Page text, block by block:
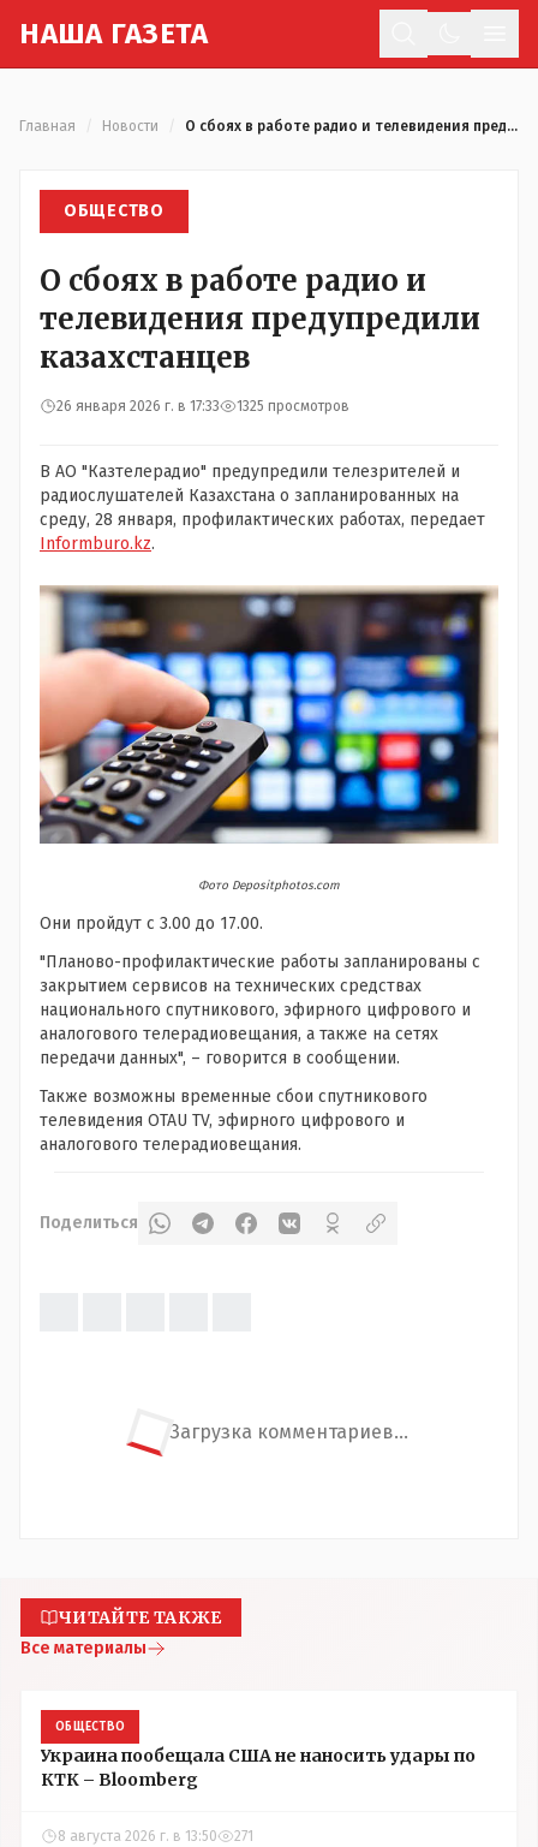
НАША ГАЗЕТА
Главная Новости О сбоях в работе радио и телевидения предупредили казахстанцев
ОБЩЕСТВО
О сбоях в работе радио и
телевидения предупредили
казахстанцев
26 января 2026 г. в 17:33 1325 просмотров
В АО "Казтелерадио" предупредили телезрителей и
радиослушателей Казахстана о запланированных на
среду, 28 января, профилактических работах, передает
Informburo.kz.
Фото Depositphotos.com
Они пройдут с 3.00 до 17.00.
"Планово-профилактические работы запланированы с
закрытием сервисов на технических средствах
национального спутникового, эфирного цифрового и
аналогового телерадиовещания, а также на сетях
передачи данных", – говорится в сообщении.
Также возможны временные сбои спутникового
телевидения OTAU TV, эфирного цифрового и
аналогового телерадиовещания.
Поделиться
Загрузка комментариев...
ЧИТАЙТЕ ТАКЖЕ
Все материалы
ОБЩЕСТВО
Украина пообещала США не наносить удары по
КТК – Bloomberg
8 августа 2026 г. в 13:50 271